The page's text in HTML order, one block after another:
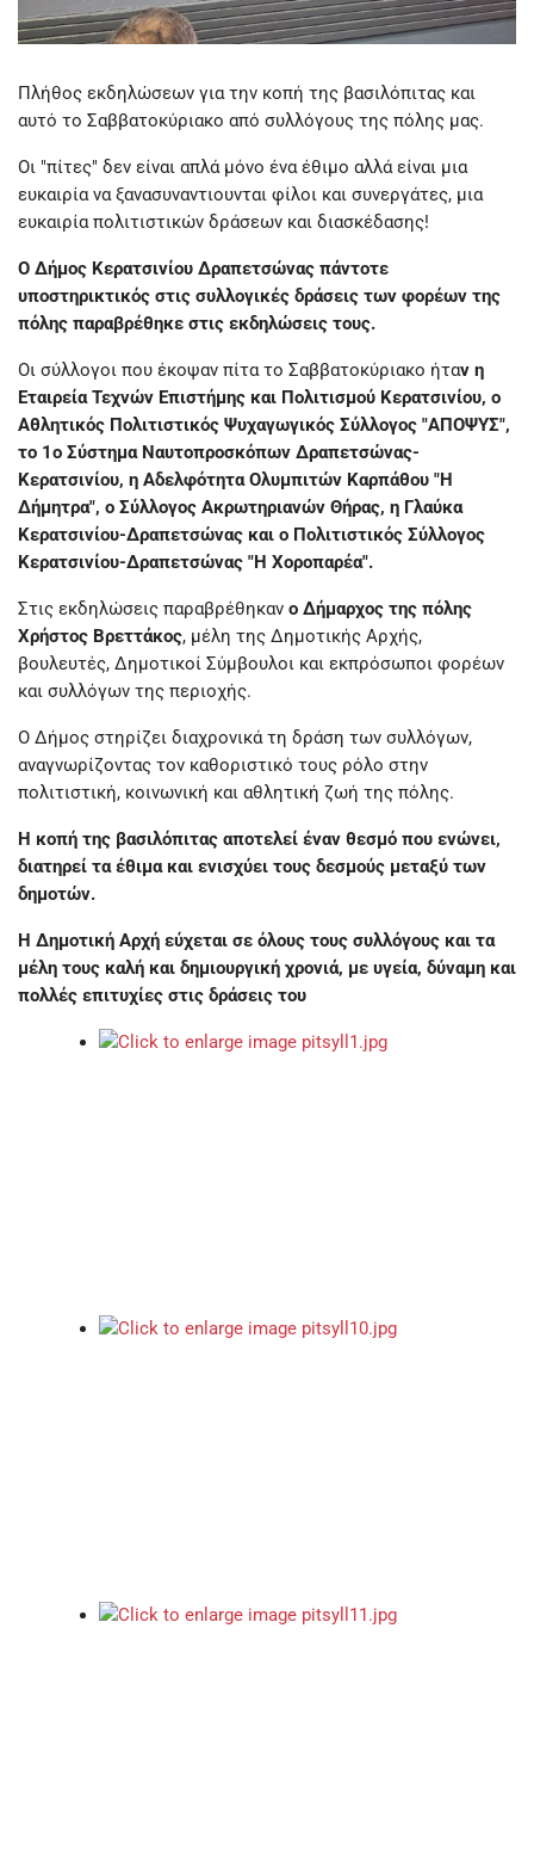
Πλήθος εκδηλώσεων για την κοπή της βασιλόπιτας και
αυτό το Σαββατοκύριακο από συλλόγους της πόλης μας.
Οι "πίτες" δεν είναι απλά μόνο ένα έθιμο αλλά είναι μια
ευκαιρία να ξανασυναντιουνται φίλοι και συνεργάτες, μια
ευκαιρία πολιτιστικών δράσεων και διασκέδασης!
Ο Δήμος Κερατσινίου Δραπετσώνας πάντοτε
υποστηρικτικός στις συλλογικές δράσεις των φορέων της
πόλης παραβρέθηκε στις εκδηλώσεις τους.
Οι σύλλογοι που έκοψαν πίτα το Σαββατοκύριακο ήταν η
Εταιρεία Τεχνών Επιστήμης και Πολιτισμού Κερατσινίου, ο
Αθλητικός Πολιτιστικός Ψυχαγωγικός Σύλλογος "ΑΠΟΨΥΣ",
το 1ο Σύστημα Ναυτοπροσκόπων Δραπετσώνας-
Κερατσινίου, η Αδελφότητα Ολυμπιτών Καρπάθου "Η
Δήμητρα", ο Σύλλογος Ακρωτηριανών Θήρας, η Γλαύκα
Κερατσινίου-Δραπετσώνας και ο Πολιτιστικός Σύλλογος
Κερατσινίου-Δραπετσώνας "Η Χοροπαρέα".
Στις εκδηλώσεις παραβρέθηκαν ο Δήμαρχος της πόλης
Χρήστος Βρεττάκος, μέλη της Δημοτικής Αρχής,
βουλευτές, Δημοτικοί Σύμβουλοι και εκπρόσωποι φορέων
και συλλόγων της περιοχής.
Ο Δήμος στηρίζει διαχρονικά τη δράση των συλλόγων,
αναγνωρίζοντας τον καθοριστικό τους ρόλο στην
πολιτιστική, κοινωνική και αθλητική ζωή της πόλης.
Η κοπή της βασιλόπιτας αποτελεί έναν θεσμό που ενώνει,
διατηρεί τα έθιμα και ενισχύει τους δεσμούς μεταξύ των
δημοτών.
Η Δημοτική Αρχή εύχεται σε όλους τους συλλόγους και τα
μέλη τους καλή και δημιουργική χρονιά, με υγεία, δύναμη και
πολλές επιτυχίες στις δράσεις του